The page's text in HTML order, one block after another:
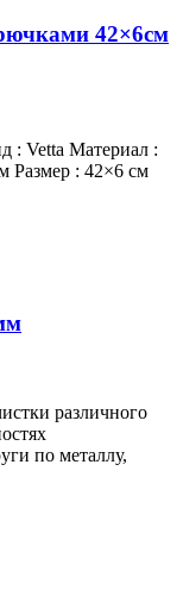
42×6см
: Vetta Материал :
Размер : 42×6 см
различного
по металлу,